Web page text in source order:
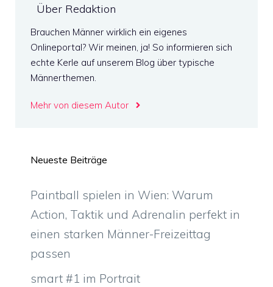
Über Redaktion
Brauchen Männer wirklich ein eigenes
Onlineportal? Wir meinen, ja! So informieren sich
echte Kerle auf unserem Blog über typische
Männerthemen.
Mehr von diesem Autor
Neueste Beiträge
Paintball spielen in Wien: Warum
Action, Taktik und Adrenalin perfekt in
einen starken Männer-Freizeittag
passen
smart #1 im Portrait